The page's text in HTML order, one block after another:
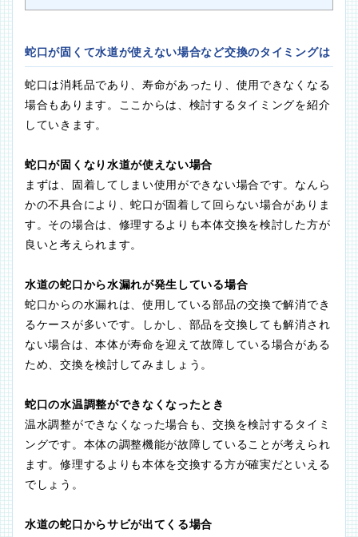
蛇口が固くて水道が使えない場合など交換のタイミングは
蛇口は消耗品であり、寿命があったり、使用できなくなる
場合もあります。ここからは、検討するタイミングを紹介
していきます。
蛇口が固くなり水道が使えない場合
まずは、固着してしまい使用ができない場合です。なんら
かの不具合により、蛇口が固着して回らない場合がありま
す。その場合は、修理するよりも本体交換を検討した方が
良いと考えられます。
水道の蛇口から水漏れが発生している場合
蛇口からの水漏れは、使用している部品の交換で解消でき
るケースが多いです。しかし、部品を交換しても解消され
ない場合は、本体が寿命を迎えて故障している場合がある
ため、交換を検討してみましょう。
蛇口の水温調整ができなくなったとき
温水調整ができなくなった場合も、交換を検討するタイミ
ングです。本体の調整機能が故障していることが考えられ
ます。修理するよりも本体を交換する方が確実だといえる
でしょう。
水道の蛇口からサビが出てくる場合